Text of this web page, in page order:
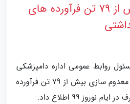
معدوم سازی بیش از 79 تن فرآورده های
روابط عمومی اداره دامپزشکی
فارس از کشف، ضبط و معدوم سازی بیش از 79 تن فرآورده
99 اطلاع داد.